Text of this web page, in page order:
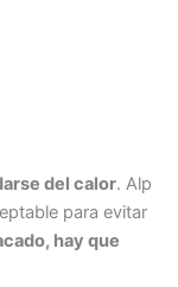
del calor. Alp
para evitar
hay que